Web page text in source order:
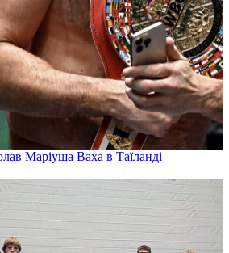
Маріуша Ваха в Таїланді